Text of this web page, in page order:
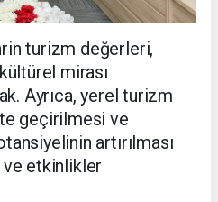
turizm değerleri,
mirası
Ayrıca, yerel turizm
geçirilmesi ve
artırılması
etkinlikler